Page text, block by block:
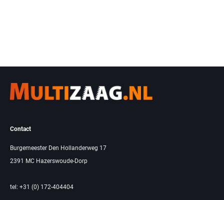
Contact
Burgemeester Den Hollanderweg 17
2391 MC Hazerswoude-Dorp
tel: +31 (0) 172-404404